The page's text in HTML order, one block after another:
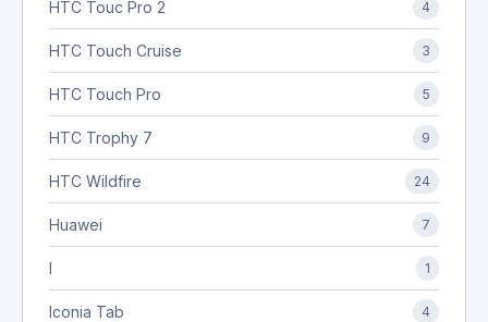
HTC Touc Pro 2 4
HTC Touch Cruise 3
HTC Touch Pro 5
HTC Trophy 7 9
HTC Wildfire 24
Huawei 7
I 1
Iconia Tab 4